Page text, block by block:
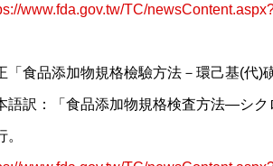
www.fda.gov.tw/TC/
「食品添加物規格檢驗方法－環己基(代)
語訳：「食品添加物規格検査方法—シ
行。